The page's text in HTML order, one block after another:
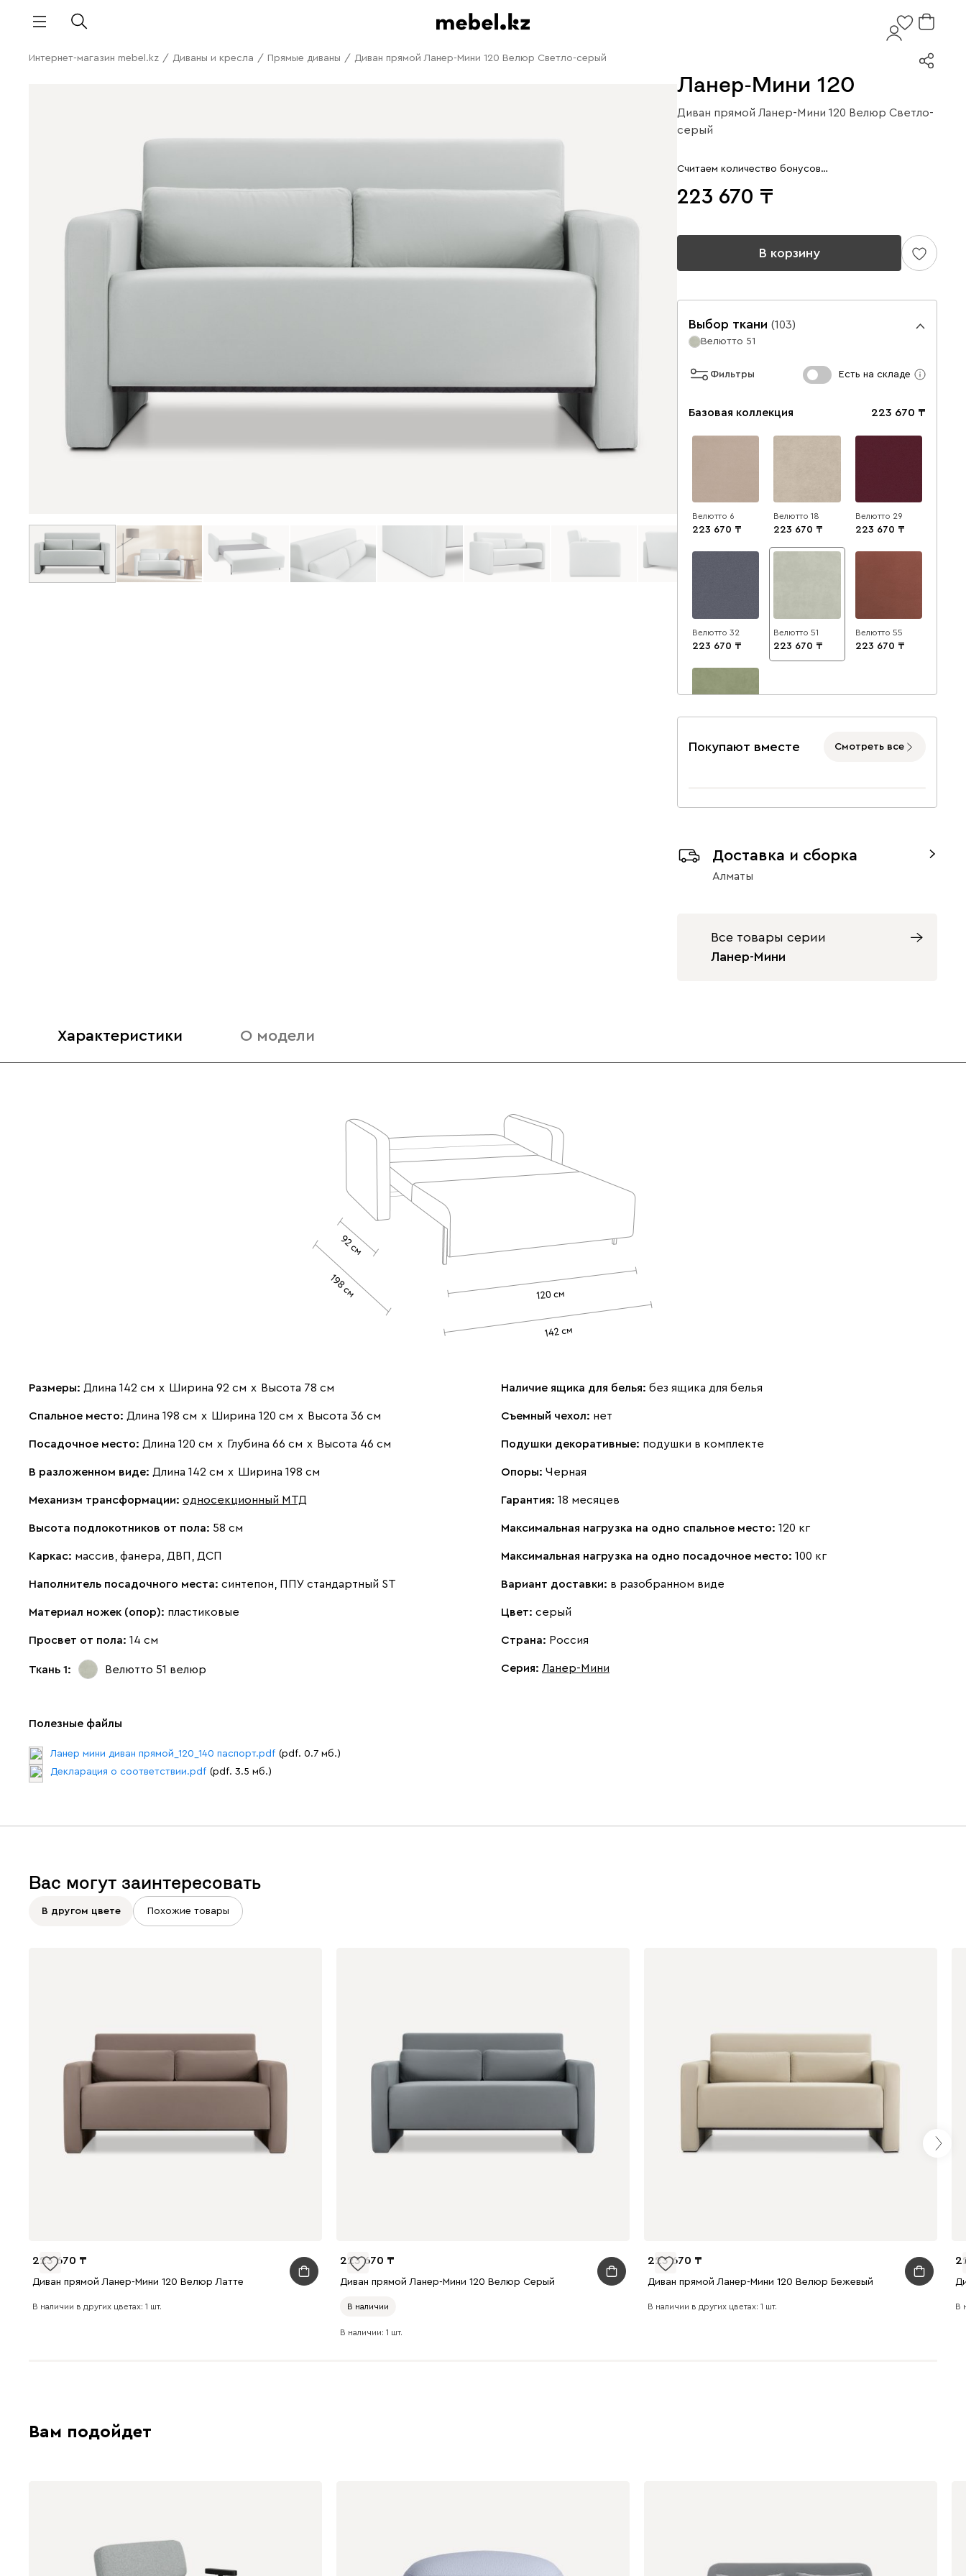
Интернет-магазин mebel.kz / Диваны и кресла / Прямые диваны / Диван прямой Ланер-Мини 120 Велюр Светло-серый
Ланер-Мини 120
Диван прямой Ланер-Мини 120 Велюр Светло-
серый
Считаем количество бонусов…
223 670
В корзину
Выбор ткани (103)
Велютто 51
Фильтры Есть на складе
Базовая коллекция 223 670
Велютто 6
223 670
Велютто 18
223 670
Велютто 29
223 670
Велютто 32
223 670
Велютто 51
223 670
Велютто 55
223 670
Велютто 69
Розовый (Rose)
Олива Песочный Синий
Покупают вместе Смотреть все
Доставка и сборка
Алматы
Все товары серии
Ланер-Мини
Характеристики О модели
Размеры: Длина 142 см х Ширина 92 см х Высота 78 см
Спальное место: Длина 198 см х Ширина 120 см х Высота 36 см
Посадочное место: Длина 120 см х Глубина 66 см х Высота 46 см
В разложенном виде: Длина 142 см х Ширина 198 см
Механизм трансформации: односекционный МТД
Высота подлокотников от пола: 58 см
Каркас: массив, фанера, ДВП, ДСП
Наполнитель посадочного места: синтепон, ППУ стандартный ST
Материал ножек (опор): пластиковые
Просвет от пола: 14 см
Ткань 1: Велютто 51 велюр
Наличие ящика для белья: без ящика для белья
Съемный чехол: нет
Подушки декоративные: подушки в комплекте
Опоры: Черная
Гарантия: 18 месяцев
Максимальная нагрузка на одно спальное место: 120 кг
Максимальная нагрузка на одно посадочное место: 100 кг
Вариант доставки: в разобранном виде
Цвет: серый
Страна: Россия
Серия: Ланер-Мини
Полезные файлы
Ланер мини диван прямой_120_140 паспорт.pdf (pdf. 0.7 мб.)
Декларация о соответствии.pdf (pdf. 3.5 мб.)
Вас могут заинтересовать
В другом цвете Похожие товары
223 670
Диван прямой Ланер-Мини 120 Велюр Латте
В наличии в других цветах: 1 шт.
223 670
Диван прямой Ланер-Мини 120 Велюр Серый
В наличии
В наличии: 1 шт.
223 670
Диван прямой Ланер-Мини 120 Велюр Бежевый
В наличии в других цветах: 1 шт. В
Вам подойдет